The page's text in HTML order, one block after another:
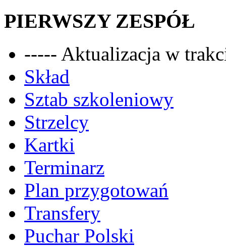
PIERWSZY ZESPÓŁ
----- Aktualizacja w
Skład
Sztab szkoleniowy
Strzelcy
Kartki
Terminarz
Plan przygotowań
Transfery
Puchar Polski